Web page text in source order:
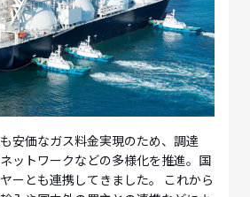
安価なガス料金実現のため、調達
ットワークなどの多様化を推進。国
ーとも連携してきました。 これから